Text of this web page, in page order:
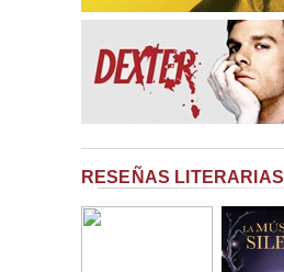
RESEÑAS LITERARIAS